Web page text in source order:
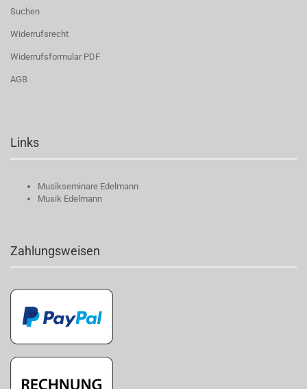
Suchen
Widerrufsrecht
Widerrufsformular PDF
AGB
Links
Musikseminare Edelmann
Musik Edelmann
Zahlungsweisen